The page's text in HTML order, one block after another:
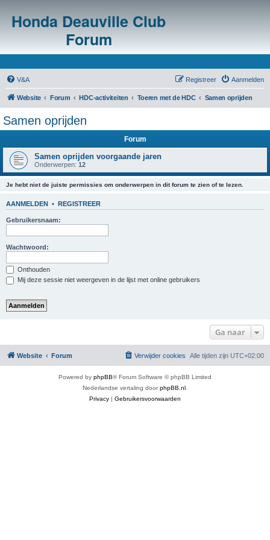
Honda Deauville Club
Forum
V&A Aanmelden
Registreer
Website Forum HDC-activiteiten Toeren met de HDC Samen oprijden
Samen oprijden
Forum
Samen oprijden voorgaande jaren
Onderwerpen: 12
Je hebt niet de juiste permissies om onderwerpen in dit forum te zien of te lezen.
AANMELDEN • REGISTREER
Gebruikersnaam:
Wachtwoord:
Onthouden
Mij deze sessie niet weergeven in de lijst met online gebruikers
Ga naar
Website Forum Alle tijden zijn UTC+02:00
Verwijder cookies
Powered by phpBB® Forum Software © phpBB Limited
Nederlandse vertaling doorphpBB.nl
Privacy | Gebruikersvoorwaarden